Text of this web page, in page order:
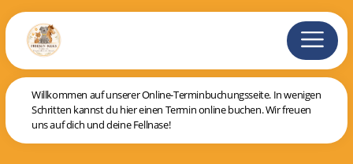
Willkommen auf unserer Online-Terminbuchungsseite. In wenigen
Schritten kannst du hier einen Termin online buchen. Wir freuen
uns auf dich und deine Fellnase!